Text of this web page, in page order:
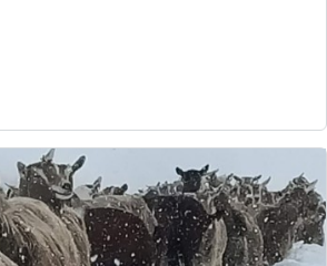
con la frutta